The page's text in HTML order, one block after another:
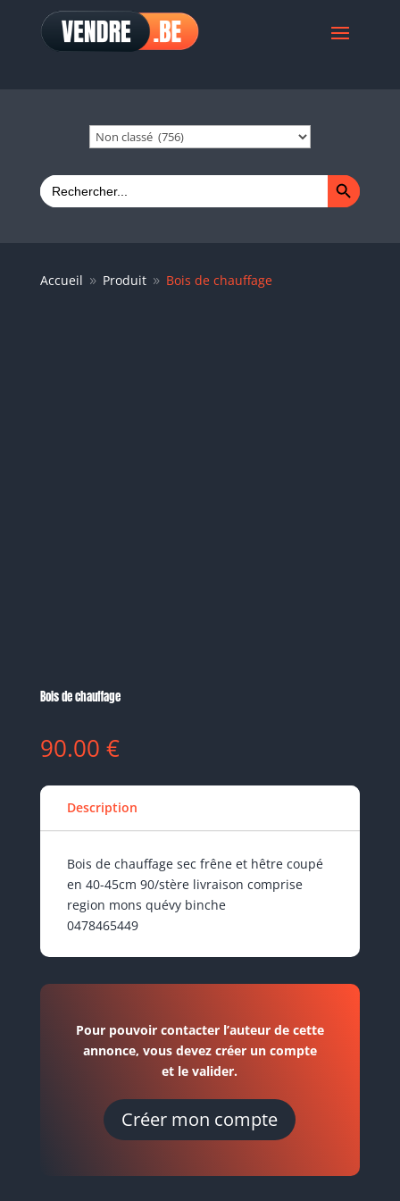
Search
for:
Search Button
Accueil 9 Produit 9 Bois de chauffage
Bois de chauffage
90.00 €
Description
Bois de chauffage sec frêne et hêtre coupé
en 40-45cm 90/stère livraison comprise
region mons quévy binche
0478465449
Pour pouvoir contacter l’auteur de cette
annonce, vous devez créer un compte
et le valider.
Créer mon compte